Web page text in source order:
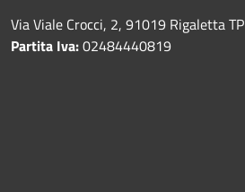
Via Viale Crocci, 2, 91019 Rigaletta TP
Partita Iva:02484440819